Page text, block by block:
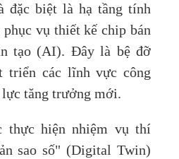
đặc biệt là hạ tầng tính
phục vụ thiết kế chip bán
tạo (AI). Đây là bệ đỡ
triển các lĩnh vực công
lực tăng trưởng mới.
thực hiện nhiệm vụ thí
sao số" (Digital Twin)